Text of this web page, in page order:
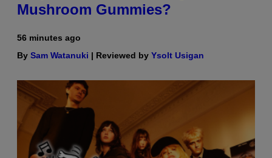
Mushroom Gummies?
56 minutes ago
By Sam Watanuki | Reviewed by Ysolt Usigan